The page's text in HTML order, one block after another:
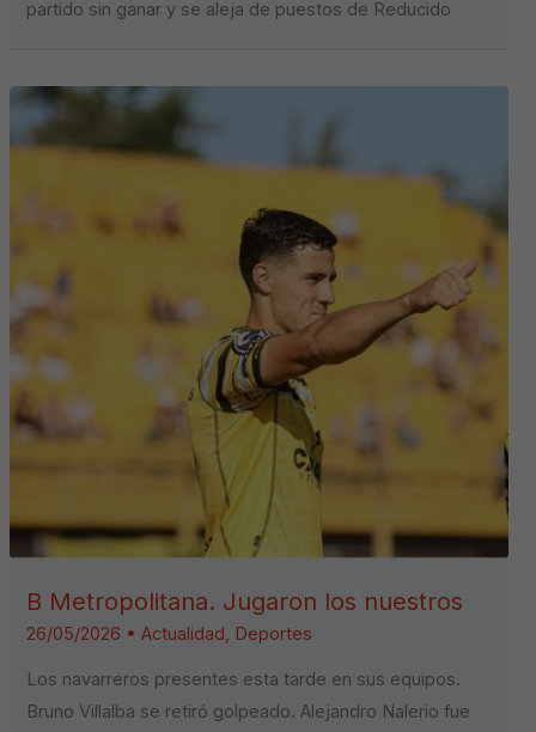
partido sin ganar y se aleja de puestos de Reducido
B Metropolitana. Jugaron los nuestros
26/05/2026 •Actualidad, Deportes
Los navarreros presentes esta tarde en sus equipos.
Bruno Villalba se retiró golpeado. Alejandro Nalerio fue